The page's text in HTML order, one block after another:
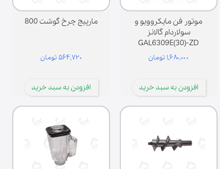
موتور فن مایکروویو و
سولاردام گالانز
GAL6309E(30)-ZD
۱,۶۸۰,۰۰۰ تومان
افزودن به سبد خرید
مارپیج چرخ گوشت 800
۵۶۴,۷۲۰ تومان
افزودن به سبد خرید